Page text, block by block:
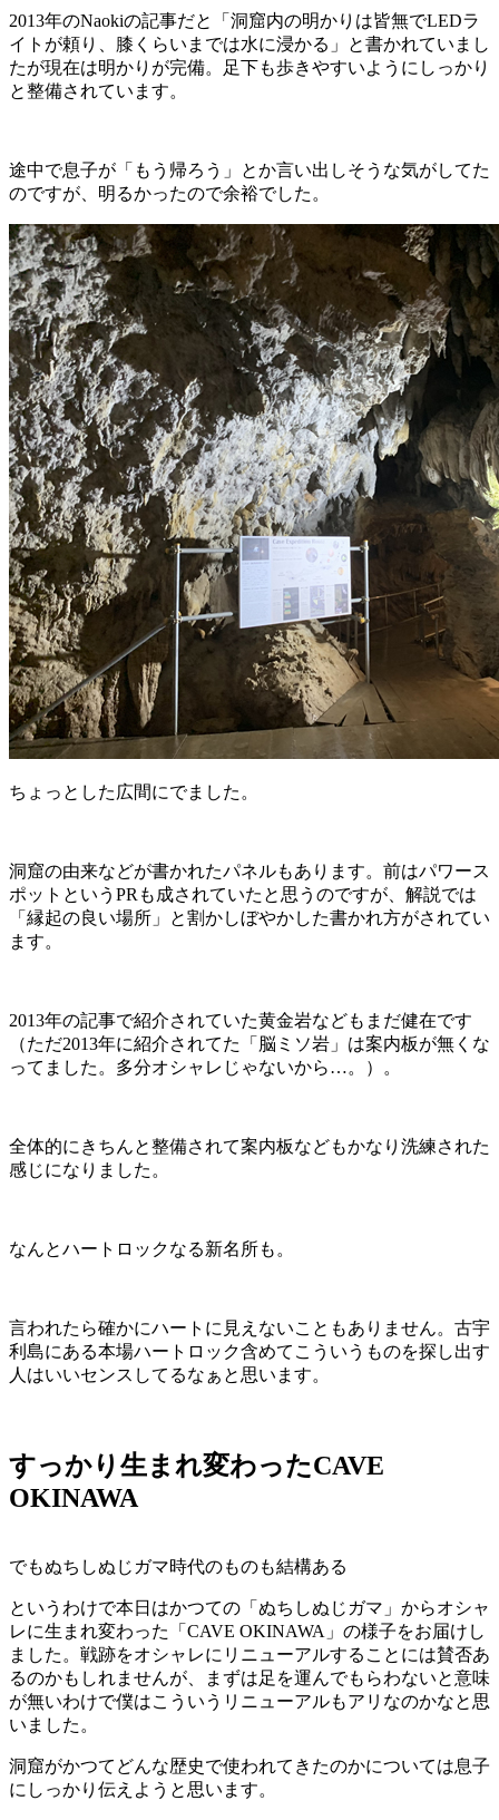
2013年のNaokiの記事だと「洞窟内の明かりは皆無でLEDラ
イトが頼り、膝くらいまでは水に浸かる」と書かれていまし
たが現在は明かりが完備。足下も歩きやすいようにしっかり
と整備されています。
途中で息子が「もう帰ろう」とか言い出しそうな気がしてた
のですが、明るかったので余裕でした。
ちょっとした広間にでました。
洞窟の由来などが書かれたパネルもあります。前はパワース
ポットというPRも成されていたと思うのですが、解説では
「縁起の良い場所」と割かしぼやかした書かれ方がされてい
ます。
2013年の記事で紹介されていた黄金岩などもまだ健在です
（ただ2013年に紹介されてた「脳ミソ岩」は案内板が無くな
ってました。多分オシャレじゃないから…。）。
全体的にきちんと整備されて案内板などもかなり洗練された
感じになりました。
なんとハートロックなる新名所も。
言われたら確かにハートに見えないこともありません。古宇
利島にある本場ハートロック含めてこういうものを探し出す
人はいいセンスしてるなぁと思います。
すっかり生まれ変わったCAVE
OKINAWA
でもぬちしぬじガマ時代のものも結構ある
というわけで本日はかつての「ぬちしぬじガマ」からオシャ
レに生まれ変わった「CAVE OKINAWA」の様子をお届けし
ました。戦跡をオシャレにリニューアルすることには賛否あ
るのかもしれませんが、まずは足を運んでもらわないと意味
が無いわけで僕はこういうリニューアルもアリなのかなと思
いました。
洞窟がかつてどんな歴史で使われてきたのかについては息子
にしっかり伝えようと思います。